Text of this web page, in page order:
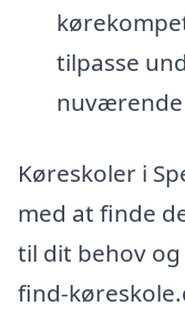
tilpasse
nuværende
Køreskoler i
med at finde
til dit behov
find-